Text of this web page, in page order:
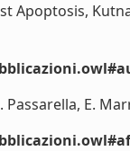
Apoptosis,
Passarella, E.